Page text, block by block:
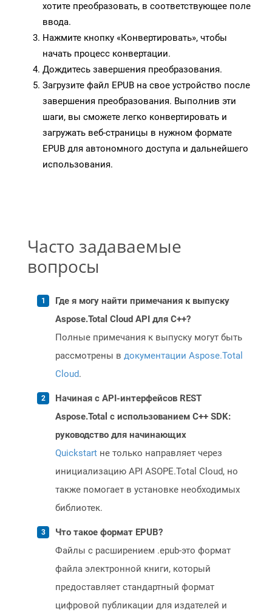
хотите преобразовать, в соответствующее поле
ввода.
Нажмите кнопку «Конвертировать», чтобы
начать процесс конвертации.
Дождитесь завершения преобразования.
Загрузите файл EPUB на свое устройство после
завершения преобразования. Выполнив эти
шаги, вы сможете легко конвертировать и
загружать веб-страницы в нужном формате
EPUB для автономного доступа и дальнейшего
использования.
Часто задаваемые
вопросы
Где я могу найти примечания к выпуску
Aspose.Total Cloud API для C++?
Полные примечания к выпуску могут быть
рассмотрены в документации Aspose.Total
Cloud.
Начиная с API-интерфейсов REST
Aspose.Total с использованием C++ SDK:
руководство для начинающих
Quickstart не только направляет через
инициализацию API ASOPE.Total Cloud, но
также помогает в установке необходимых
библиотек.
Что такое формат EPUB?
Файлы с расширением .epub-это формат
файла электронной книги, который
предоставляет стандартный формат
цифровой публикации для издателей и